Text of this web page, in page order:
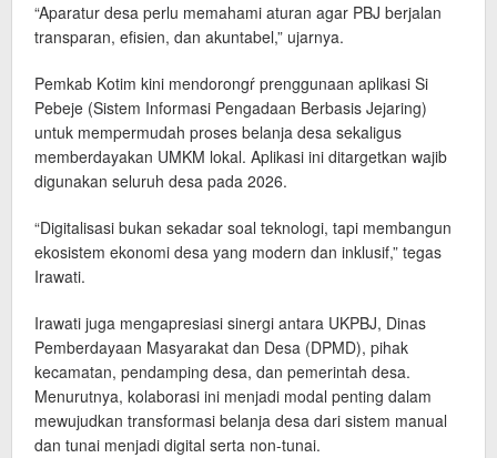
“Aparatur desa perlu memahami aturan agar PBJ berjalan
transparan, efisien, dan akuntabel,” ujarnya.
Pemkab Kotim kini mendorongŕ prenggunaan aplikasi Si
Pebeje (Sistem Informasi Pengadaan Berbasis Jejaring)
untuk mempermudah proses belanja desa sekaligus
memberdayakan UMKM lokal. Aplikasi ini ditargetkan wajib
digunakan seluruh desa pada 2026.
“Digitalisasi bukan sekadar soal teknologi, tapi membangun
ekosistem ekonomi desa yang modern dan inklusif,” tegas
Irawati.
Irawati juga mengapresiasi sinergi antara UKPBJ, Dinas
Pemberdayaan Masyarakat dan Desa (DPMD), pihak
kecamatan, pendamping desa, dan pemerintah desa.
Menurutnya, kolaborasi ini menjadi modal penting dalam
mewujudkan transformasi belanja desa dari sistem manual
dan tunai menjadi digital serta non-tunai.